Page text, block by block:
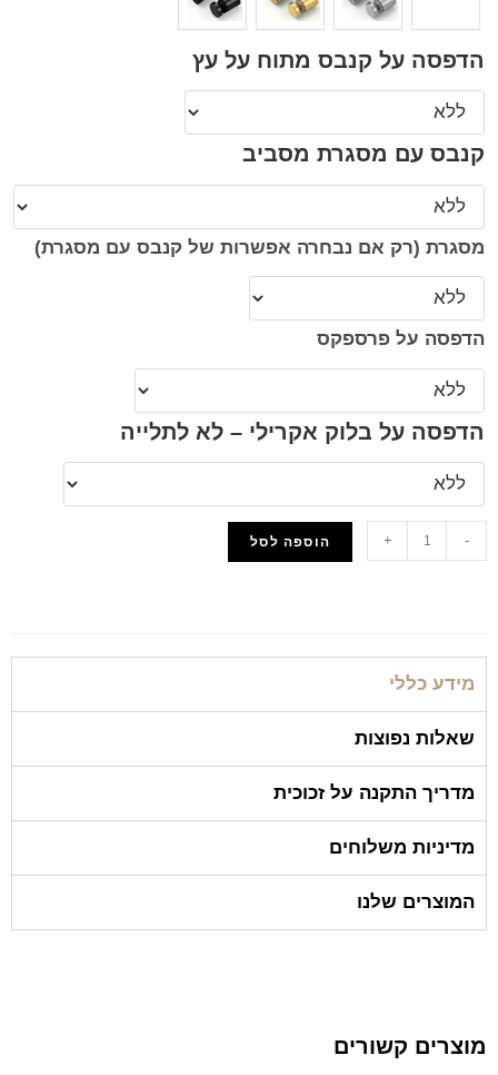
הדפסה על קנבס מתוח על עץ
קנבס עם מסגרת מסביב
מסגרת (רק אם נבחרה אפשרות של קנבס עם מסגרת)
הדפסה על פרספקס
הדפסה על בלוק אקרילי – לא לתלייה
-
+ הוספה לסל
מידע כללי
שאלות נפוצות
מדריך התקנה על זכוכית
מדיניות משלוחים
המוצרים שלנו
מוצרים קשורים